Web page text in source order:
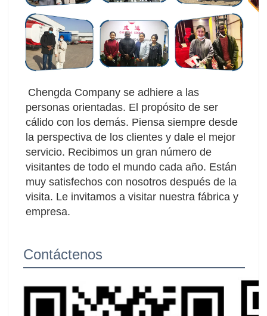
Chengda Company se adhiere a las
personas orientadas. El propósito de ser
cálido con los demás. Piensa siempre desde
la perspectiva de los clientes y dale el mejor
servicio. Recibimos un gran número de
visitantes de todo el mundo cada año. Están
muy satisfechos con nosotros después de la
visita. Le invitamos a visitar nuestra fábrica y
empresa.
Contáctenos